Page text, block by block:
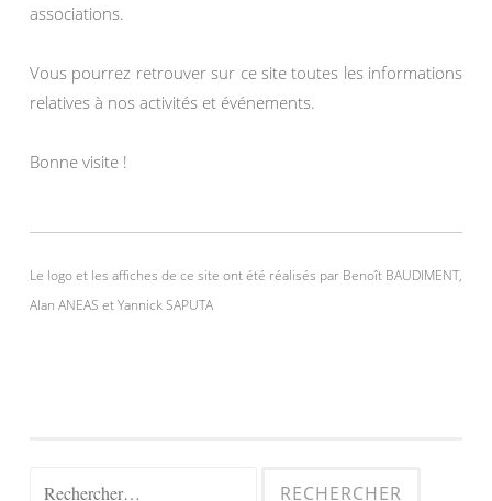
associations.
Vous pourrez retrouver sur ce site toutes les informations
relatives à nos activités et événements.
Bonne visite !
Le logo et les affiches de ce site ont été réalisés par Benoît BAUDIMENT,
Alan ANEAS et Yannick SAPUTA
Rechercher :